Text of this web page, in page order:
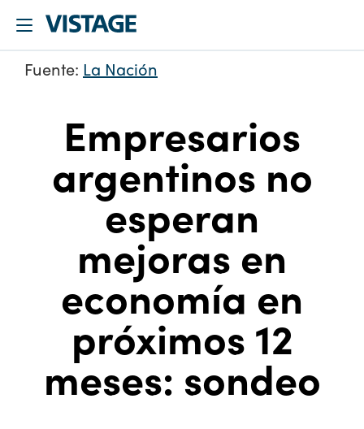
Fuente: La Nación
Empresarios
argentinos no
esperan
mejoras en
economía en
próximos 12
meses: sondeo